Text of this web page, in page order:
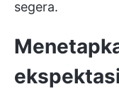
segera.